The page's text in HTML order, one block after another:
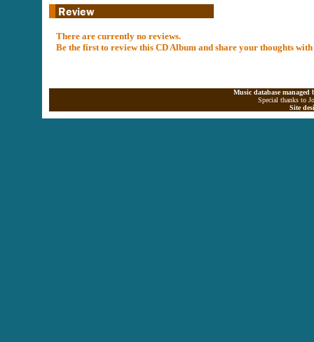
There are currently no reviews.
Be the first to review this CD Album and share your thoughts
Music database
Special thanks to
Site